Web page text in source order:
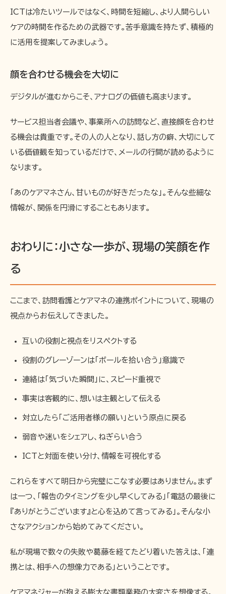
ICTは冷たいツールではなく、時間を短縮し、より人間らしい
ケアの時間を作るための武器です。苦手意識を持たず、積極的
に活用を提案してみましょう。
顔を合わせる機会を大切に
デジタルが進むからこそ、アナログの価値も高まります。
サービス担当者会議や、事業所への訪問など、直接顔を合わせ
る機会は貴重です。その人の人となり、話し方の癖、大切にして
いる価値観を知っているだけで、メールの行間が読めるように
なります。
「あのケアマネさん、甘いものが好きだったな」。そんな些細な
情報が、関係を円滑にすることもあります。
おわりに：小さな一歩が、現場の笑顔を作
る
ここまで、訪問看護とケアマネの連携ポイントについて、現場の
視点からお伝えしてきました。
互いの役割と視点をリスペクトする
役割のグレーゾーンは「ボールを拾い合う」意識で
連絡は「気づいた瞬間」に、スピード重視で
事実は客観的に、想いは主観として伝える
対立したら「ご活用者様の願い」という原点に戻る
弱音や迷いをシェアし、ねぎらい合う
ICTと対面を使い分け、情報を可視化する
これらをすべて明日から完璧にこなす必要はありません。まず
は一つ、「報告のタイミングを少し早くしてみる」「電話の最後に
『ありがとうございます』と心を込めて言ってみる」。そんな小
さなアクションから始めてみてください。
私が現場で数々の失敗や葛藤を経てたどり着いた答えは、「連
携とは、相手への想像力である」ということです。
ケアマネジャーが抱える膨大な書類業務の大変さを想像する。